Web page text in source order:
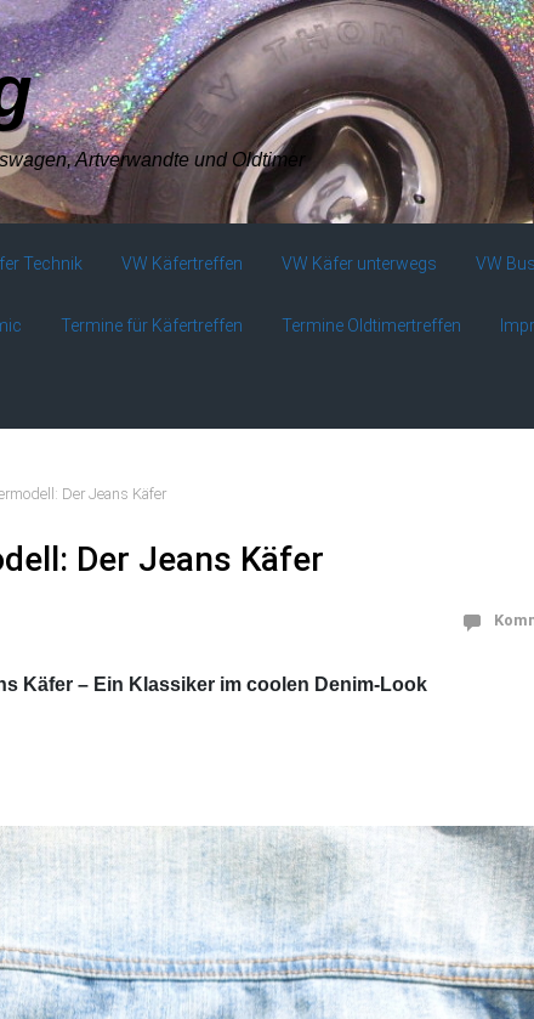
Artverwandte und Oldtimer
Technik VW Käfertreffen VW Käfer unterwegs VW Bus
Termine für Käfertreffen Termine Oldtimertreffen
Der Jeans Käfer
Der Jeans Käfer
Käfer – Ein Klassiker im coolen Denim-Look